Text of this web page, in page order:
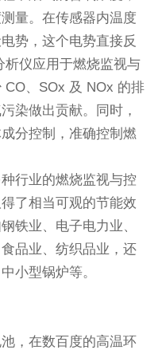
量。在传感器内温度
势，这个电势直接反
析仪应用于燃烧监视与
CO、SOx 及 NOx 的排
染做出贡献。同时，
分控制，准确控制燃
行业的燃烧监视与控
了相当可观的节能效
铁业、电子电力业、
品业、纺织品业，还
小型锅炉等。
，在数百度的高温环